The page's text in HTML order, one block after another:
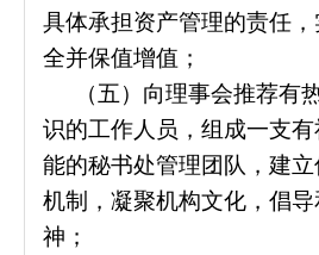
具体承担资产管理的责任
全并保值增值；
（五）向理事会推荐有
识的工作人员，组成一支
能的秘书处管理团队，建
机制，凝聚机构文化，倡
神；